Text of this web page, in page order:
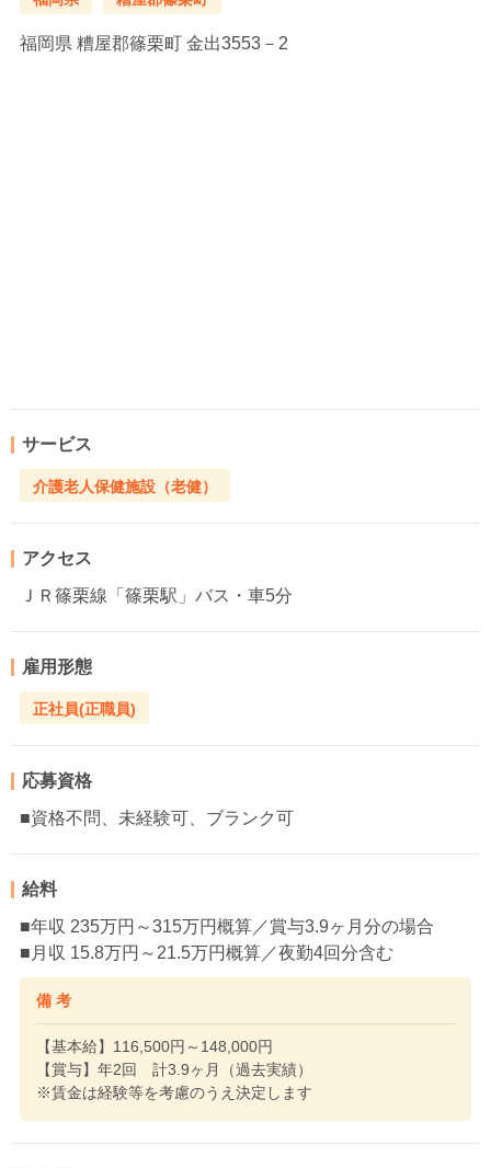
福岡県 糟屋郡篠栗町 金出3553－2
サービス
介護老人保健施設（老健）
アクセス
ＪＲ篠栗線「篠栗駅」バス・車5分
雇用形態
正社員(正職員)
応募資格
■資格不問、未経験可、ブランク可
給料
■年収 235万円～315万円概算／賞与3.9ヶ月分の場合
■月収 15.8万円～21.5万円概算／夜勤4回分含む
備 考
【基本給】116,500円～148,000円
【賞与】年2回 計3.9ヶ月（過去実績）
※賃金は経験等を考慮のうえ決定します